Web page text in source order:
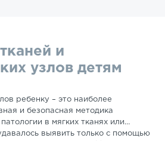
и
узлов детям
ребенку – это наиболее
и безопасная методика
в мягких тканях или
выявить только с помощью